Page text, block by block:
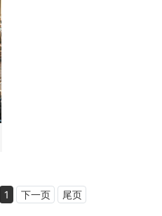
1 下一页 尾页